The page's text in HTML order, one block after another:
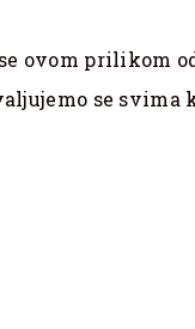
ovom prilikom
se svima